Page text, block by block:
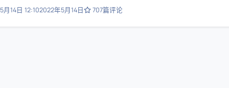
月14日 12:102022年5月14日 707篇评论